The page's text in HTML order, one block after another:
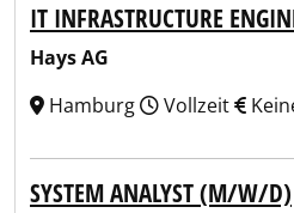
IT INFRASTRUCTURE
Hays AG
Hamburg
Vollzeit
SYSTEM ANALYST (M/W/D)